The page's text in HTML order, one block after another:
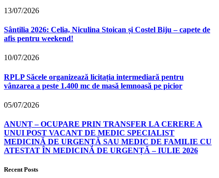
13/07/2026
Sântilia 2026: Celia, Niculina Stoican și Costel Biju – capete de
afis pentru weekend!
10/07/2026
RPLP Săcele organizează licitația intermediară pentru
vânzarea a peste 1.400 mc de masă lemnoasă pe picior
05/07/2026
ANUNȚ – OCUPARE PRIN TRANSFER LA CERERE A
UNUI POST VACANT DE MEDIC SPECIALIST
MEDICINĂ DE URGENȚĂ SAU MEDIC DE FAMILIE CU
ATESTAT ÎN MEDICINĂ DE URGENȚĂ – IULIE 2026
Recent Posts